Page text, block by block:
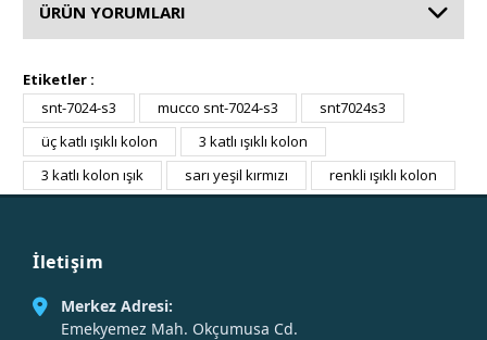
ÜRÜN YORUMLARI
Etiketler :
snt-7024-s3
mucco snt-7024-s3
snt7024s3
üç katlı ışıklı kolon
3 katlı ışıklı kolon
3 katlı kolon ışık
sarı yeşil kırmızı renkli ışıklı kolon
İletişim
Merkez Adresi:
Emekyemez Mah. Okçumusa Cd.